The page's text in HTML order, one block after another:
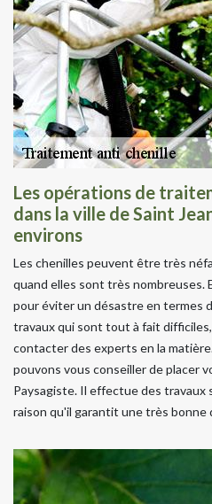
Les opérations de
dans la ville de Saint
environs
Les chenilles peuvent être très
quand elles sont très nombreuses.
pour éviter un désastre en termes
travaux qui sont tout à fait
contacter des experts en la
pouvons vous conseiller de placer
Paysagiste. Il effectue des
raison qu'il garantit une très bonne